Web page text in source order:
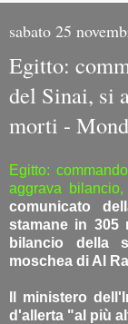
sabato 25
Egitto:
del Sinai, si
morti -
Egitto:
aggrava
comunicato
stamane in 305
bilancio della
moschea di Al
Il ministero
d'allerta "al più